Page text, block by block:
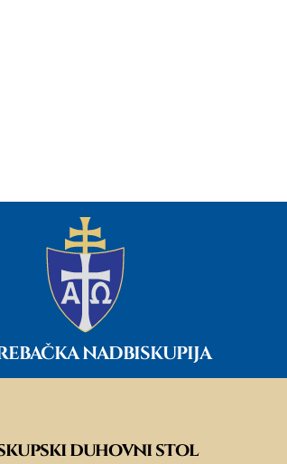
NADBISKUPIJA
duhovni stol